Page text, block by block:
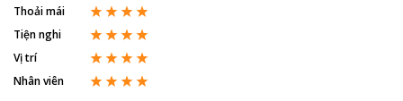
Thoải mái
Tiện nghi
Vị trí
Nhân viên